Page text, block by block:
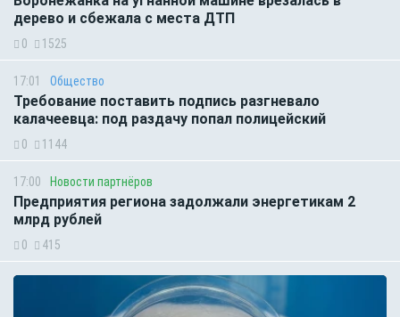
дерево и сбежала с места ДТП
0 1525
17:01 Общество
Требование поставить подпись разгневало
калачеевца: под раздачу попал полицейский
0 1144
17:00 Новости партнёров
Предприятия региона задолжали энергетикам 2
млрд рублей
0 415